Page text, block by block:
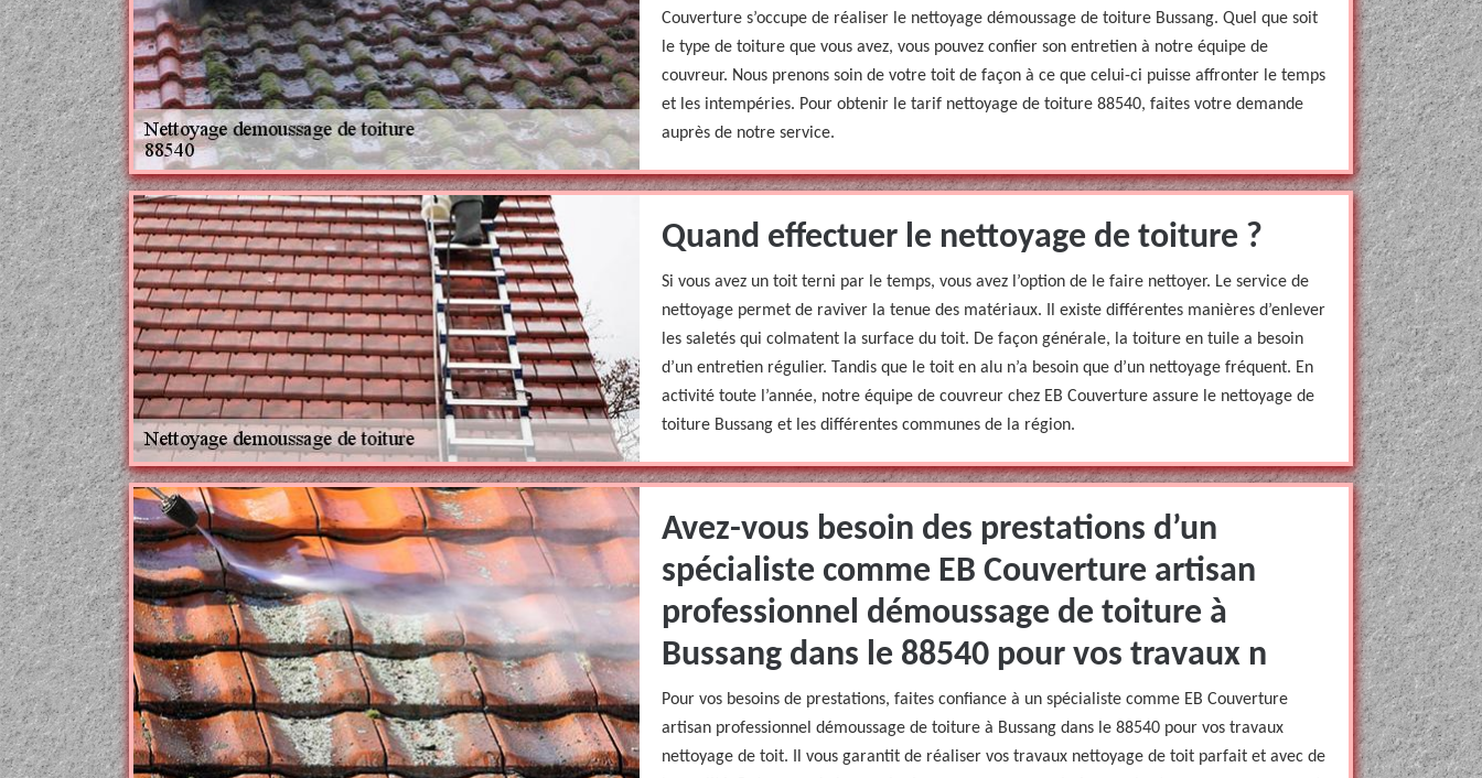
Couverture s’occupe de réaliser le nettoyage démoussage de toiture Bussang. Quel que soit
le type de toiture que vous avez, vous pouvez confier son entretien à notre équipe de
couvreur. Nous prenons soin de votre toit de façon à ce que celui-ci puisse affronter le temps
et les intempéries. Pour obtenir le tarif nettoyage de toiture 88540, faites votre demande
auprès de notre service.
Quand effectuer le nettoyage de toiture ?
Si vous avez un toit terni par le temps, vous avez l’option de le faire nettoyer. Le service de
nettoyage permet de raviver la tenue des matériaux. Il existe différentes manières d’enlever
les saletés qui colmatent la surface du toit. De façon générale, la toiture en tuile a besoin
d’un entretien régulier. Tandis que le toit en alu n’a besoin que d’un nettoyage fréquent. En
activité toute l’année, notre équipe de couvreur chez EB Couverture assure le nettoyage de
toiture Bussang et les différentes communes de la région.
Avez-vous besoin des prestations d’un
spécialiste comme EB Couverture artisan
professionnel démoussage de toiture à
Bussang dans le 88540 pour vos travaux n
Pour vos besoins de prestations, faites confiance à un spécialiste comme EB Couverture
artisan professionnel démoussage de toiture à Bussang dans le 88540 pour vos travaux
nettoyage de toit. Il vous garantit de réaliser vos travaux nettoyage de toit parfait et avec de